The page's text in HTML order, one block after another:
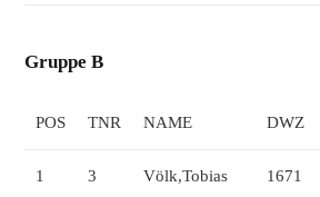
Gruppe B
POS TNR NAME DWZ
1 3 Völk,Tobias 1671